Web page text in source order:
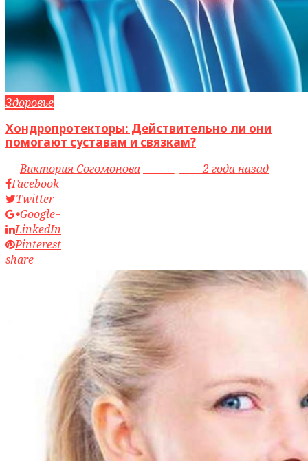
Здоровье
Хондропротекторы: Действительно ли они
помогают суставам и связкам?
byВиктория Согомонова access_time2 года назад
Facebook
Twitter
Google+
LinkedIn
Pinterest
share